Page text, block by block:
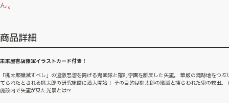
ん。
商品詳細
未来屋書店限定イラストカード付き！
「桃太郎殲滅すべし」の過激思想を掲げる鬼國隊と羅刹学園を離反した矢颪。 華厳の滝跡地をつぶ
てられたとされる桃太郎の研究施設に潜入開始！ その目的は桃太郎の殲滅と捕らわれた鬼の救出。
施設内で矢颪が見た光景とは!?